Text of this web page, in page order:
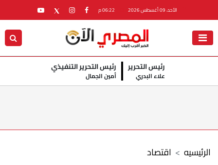
الأحد، 09 أغسطس 2026
رئيس التحرير
علاء البدري
رئيس التحرير التنفيذي
أمين الجمال
اقتصاد الرئيسيه